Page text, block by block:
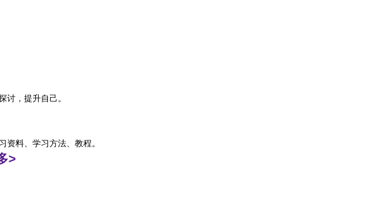
讨，提升自己。
资料、学习方法、教程。
>